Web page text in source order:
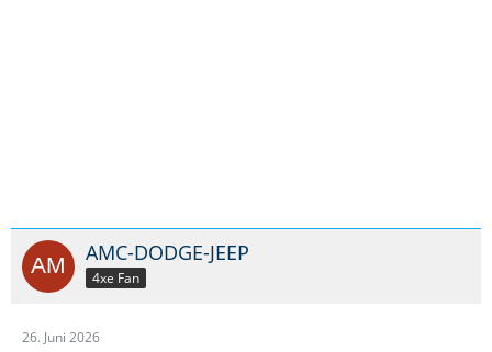
AMC-DODGE-JEEP
4xe Fan
26. Juni 2026